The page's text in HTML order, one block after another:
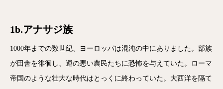
1b.アナサジ族
1000年までの数世紀、ヨーロッパは混沌の中にありました。部族
が田舎を徘徊し、運の悪い農民たちに恐怖を与えていた。ローマ
帝国のような壮大な時代はとっくに終わっていた。大西洋を隔て